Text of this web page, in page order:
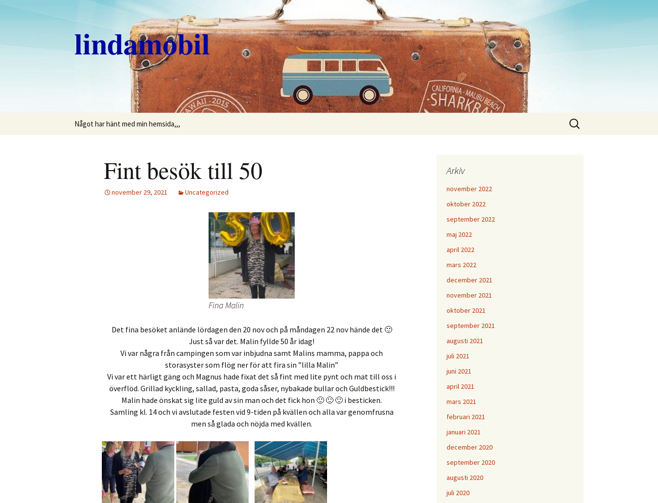
lindamobil
Något har hänt med min hemsida,,,
Sök
efter:
Fint besök till 50
november 29, 2021 Uncategorized
Fina Malin
Det fina besöket anlände lördagen den 20 nov och på måndagen 22 nov hände det 🙂
Just så var det. Malin fyllde 50 år idag!
Vi var några från campingen som var inbjudna samt Malins mamma, pappa och
storasyster som flög ner för att fira sin ”lilla Malin”
Vi var ett härligt gäng och Magnus hade fixat det så fint med lite pynt och mat till oss i
överflöd. Grillad kyckling, sallad, pasta, goda såser, nybakade bullar och Guldbestick!!!
Malin hade önskat sig lite guld av sin man och det fick hon 🙂 🙂 🙂 i besticken.
Samling kl. 14 och vi avslutade festen vid 9-tiden på kvällen och alla var genomfrusna
men så glada och nöjda med kvällen.
Arkiv
november 2022
oktober 2022
september 2022
maj 2022
april 2022
mars 2022
december 2021
november 2021
oktober 2021
september 2021
augusti 2021
juli 2021
juni 2021
april 2021
mars 2021
februari 2021
januari 2021
december 2020
september 2020
augusti 2020
juli 2020